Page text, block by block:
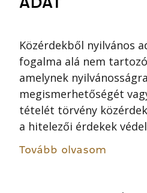
Közérdekből nyilvános
fogalma alá nem
amelynek
megismerhetőségét
tételét törvény
a hitelezői érdekek
Tovább olvasom